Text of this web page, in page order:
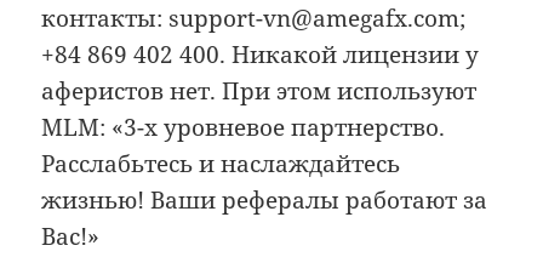
контакты: support-vn@amegafx.com;
+84 869 402 400. Никакой лицензии у
аферистов нет. При этом используют
MLM: «3-х уровневое партнерство.
Расслабьтесь и наслаждайтесь
жизнью! Ваши рефералы работают за
Вас!»